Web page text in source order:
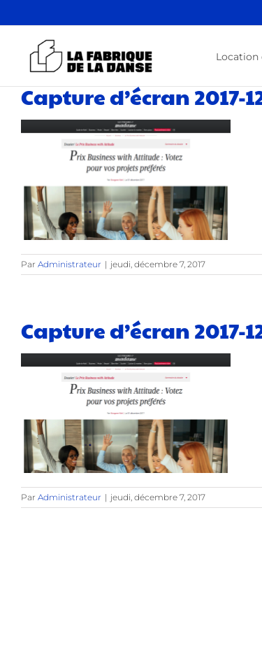
au
Location
Capture d’écran 2017-
Par Administrateur | jeudi, décembre 7, 2017
Capture d’écran 2017-
Par Administrateur | jeudi, décembre 7, 2017